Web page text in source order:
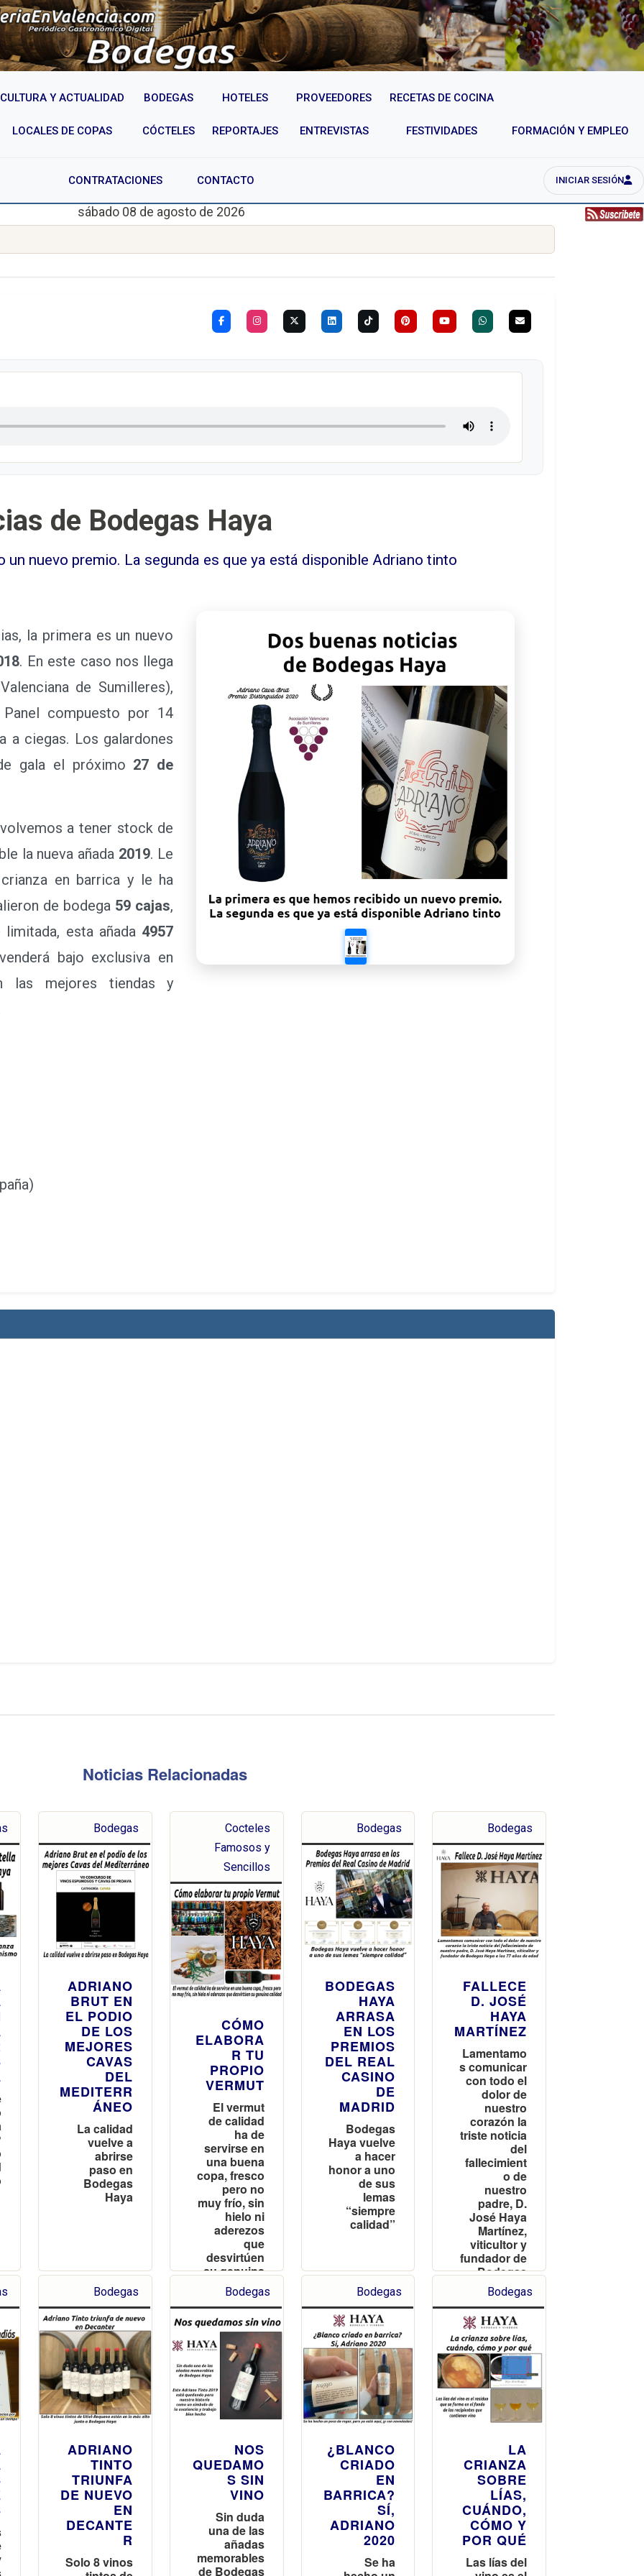
CULTURA Y ACTUALIDAD BODEGAS HOTELES PROVEEDORES RECETAS DE COCINA
LOCALES DE COPAS CÓCTELES REPORTAJES ENTREVISTAS FESTIVIDADES FORMACIÓN Y EMPLEO
CONTRATACIONES CONTACTO INICIAR SESIÓN
sábado 08 de agosto de 2026
de Bodegas Haya
un nuevo premio. La segunda es que ya está disponible Adriano tinto
la primera es un nuevo
. En este caso nos llega
de Sumilleres),
compuesto por 14
a ciegas. Los galardones
gala el próximo 27 de
a tener stock de
la nueva añada 2019. Le
en barrica y le ha
de bodega 59 cajas,
esta añada 4957
bajo exclusiva en
las mejores tiendas y
Noticias Relacionadas
Bodegas
ADRIANO
BRUT EN
EL PODIO
DE LOS
MEJORES
CAVAS
DEL
MEDITERR
ÁNEO
La calidad
vuelve a
abrirse
paso en
Bodegas
Haya
Cocteles
Famosos y
Sencillos
CÓMO
ELABORA
R TU
PROPIO
VERMUT
El vermut
de calidad
ha de
servirse en
una buena
copa, fresco
pero no
muy frío, sin
hielo ni
aderezos
que
desvirtúen
su genuina
calidad
Bodegas
BODEGAS
HAYA
ARRASA
EN LOS
PREMIOS
DEL REAL
CASINO
DE
MADRID
Bodegas
Haya vuelve
a hacer
honor a uno
de sus
lemas
“siempre
calidad”
Bodegas
FALLECE
D. JOSÉ
HAYA
MARTÍNEZ
Lamentamo
s comunicar
con todo el
dolor de
nuestro
corazón la
triste noticia
del
fallecimient
o de
nuestro
padre, D.
José Haya
Martínez,
viticultor y
fundador de
Bodegas
Haya a los
77 años de
edad
Bodegas
ADRIANO
TINTO
TRIUNFA
DE NUEVO
EN
DECANTE
R
Solo 8 vinos
Bodegas
NOS
QUEDAMO
S SIN
VINO
Sin duda
una de las
añadas
memorables
de Bodegas
Bodegas
¿BLANCO
CRIADO
EN
BARRICA?
SÍ,
ADRIANO
2020
Se ha
Bodegas
LA
CRIANZA
SOBRE
LÍAS,
CUÁNDO,
CÓMO Y
POR QUÉ
Las lías del